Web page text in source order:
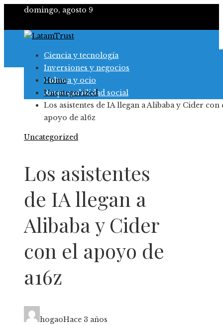
domingo, agosto 9
Ciencia y tecnología
Inversiones y negocios
Cultura y ocio
Responsabilidad social
Home
Uncategorized
Los asistentes de IA llegan a Alibaba y Cider con
apoyo de a16z
Uncategorized
Los asistentes
de IA llegan a
Alibaba y Cider
con el apoyo de
a16z
hogaoHace 3 años